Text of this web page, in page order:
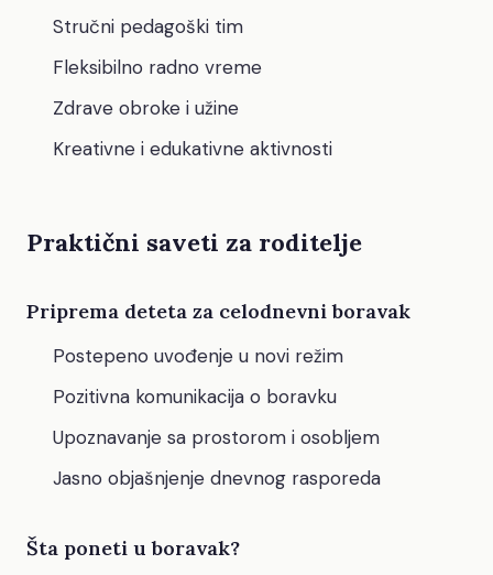
Stručni pedagoški tim
Fleksibilno radno vreme
Zdrave obroke i užine
Kreativne i edukativne aktivnosti
Praktični saveti za roditelje
Priprema deteta za celodnevni boravak
Postepeno uvođenje u novi režim
Pozitivna komunikacija o boravku
Upoznavanje sa prostorom i osobljem
Jasno objašnjenje dnevnog rasporeda
Šta poneti u boravak?